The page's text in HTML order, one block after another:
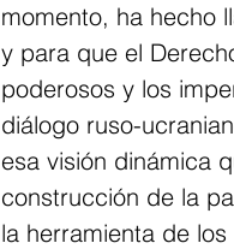
momento, ha hecho
y para que el
poderosos y los
diálogo ruso-
esa visión dinámica
construcción de la
la herramienta de